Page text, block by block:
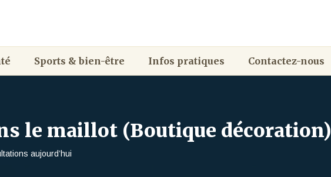
Sports & bien-être Infos pratiques Contactez-nous
le maillot (Boutique décoration)
aujourd’hui